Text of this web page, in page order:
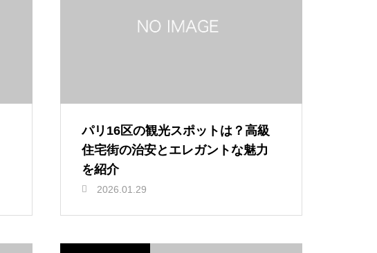
パリ16区の観光スポットは？高級
住宅街の治安とエレガントな魅力
を紹介
2026.01.29